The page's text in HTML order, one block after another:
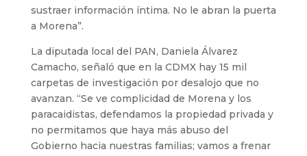
sustraer información íntima. No le abran la puerta
a Morena”.
La diputada local del PAN, Daniela Álvarez
Camacho, señaló que en la CDMX hay 15 mil
carpetas de investigación por desalojo que no
avanzan. “Se ve complicidad de Morena y los
paracaidistas, defendamos la propiedad privada y
no permitamos que haya más abuso del
Gobierno hacia nuestras familias; vamos a frenar